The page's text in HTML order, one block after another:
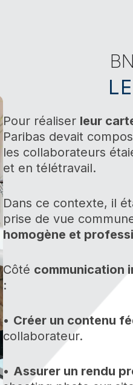
Pour réaliser leur
Paribas devait
les collaborateurs
et en télétravail.
Dans ce contexte, il
prise de vue
homogène et
Côté communication
:
• Créer un contenu
collaborateur.
• Assurer un rendu